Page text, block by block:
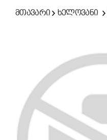
მთავარი ხელოვანი